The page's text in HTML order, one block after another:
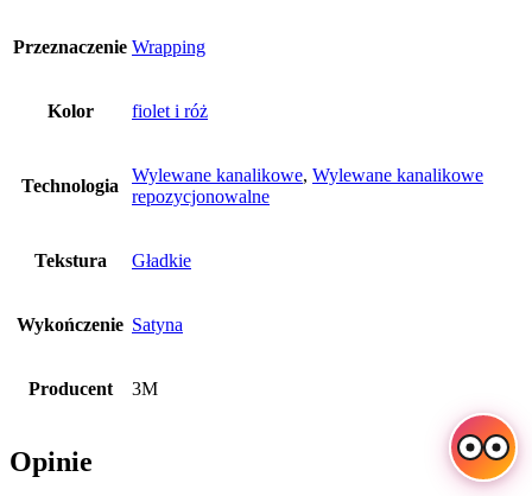
Przeznaczenie Wrapping
Kolor fiolet i róż
Technologia
Wylewane kanalikowe, Wylewane kanalikowe
repozycjonowalne
Tekstura Gładkie
Wykończenie Satyna
Producent 3M
Opinie